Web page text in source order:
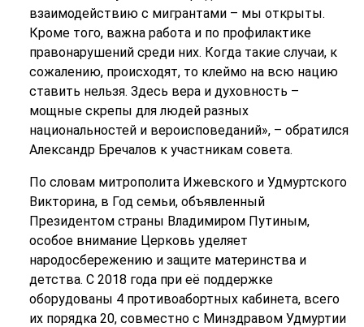
взаимодействию с мигрантами – мы открыты.
Кроме того, важна работа и по профилактике
правонарушений среди них. Когда такие случаи, к
сожалению, происходят, то клеймо на всю нацию
ставить нельзя. Здесь вера и духовность –
мощные скрепы для людей разных
национальностей и вероисповеданий», – обратился
Александр Бречалов к участникам совета.
По словам митрополита Ижевского и Удмуртского
Викторина, в Год семьи, объявленный
Президентом страны Владимиром Путиным,
особое внимание Церковь уделяет
народосбережению и защите материнства и
детства. С 2018 года при её поддержке
оборудованы 4 противоабортных кабинета, всего
их порядка 20, совместно с Минздравом Удмуртии